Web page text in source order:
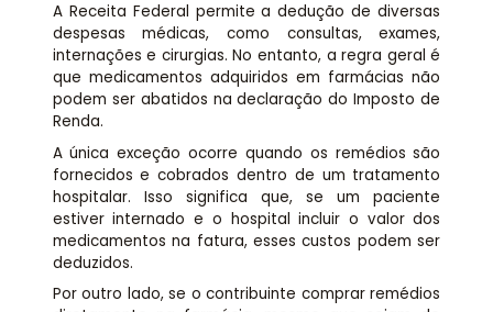
A Receita Federal permite a dedução de diversas
despesas médicas, como consultas, exames,
internações e cirurgias. No entanto, a regra geral é
que medicamentos adquiridos em farmácias não
podem ser abatidos na declaração do Imposto de
Renda.
A única exceção ocorre quando os remédios são
fornecidos e cobrados dentro de um tratamento
hospitalar. Isso significa que, se um paciente
estiver internado e o hospital incluir o valor dos
medicamentos na fatura, esses custos podem ser
deduzidos.
Por outro lado, se o contribuinte comprar remédios